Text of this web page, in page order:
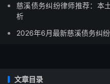
慈溪债务纠纷律师推荐：本
析
2026年6月最新慈溪债务纠
文章目录